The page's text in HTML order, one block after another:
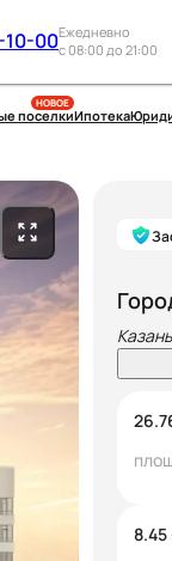
10-00Ежедневно
c 08:00 до 21:00
НОВОЕ
поселкиИпотека
8.45